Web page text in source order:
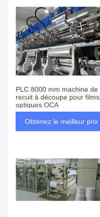
PLC 8000 mm machine de
recuit à découpe pour films
optiques OCA
Obtenez le meilleur prix